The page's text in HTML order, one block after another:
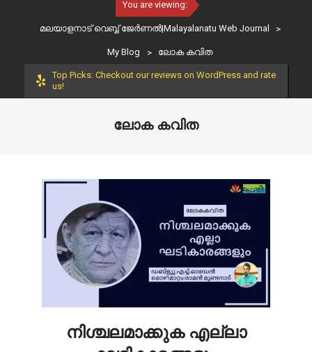
You are viewing:
മലയാളനാട് വെബ്ബ് ജേർണൽ|Malayalanatu Web Journal >
My Blog > ലോക കവിത
Top Picks: Checkout our reviews on WordPress and rate
us!
ലോക കവിത
നിശ്ചലമാക്കുക എല്ലാ